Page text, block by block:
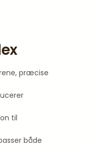
præcise
til
både